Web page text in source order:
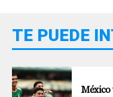
TE PUEDE
México